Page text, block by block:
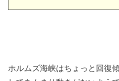
ホルムズ海峡はちょっと回復